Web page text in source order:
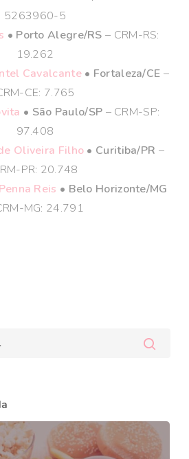
5263960-5
• Porto Alegre/RS – CRM-RS:
19.262
Cavalcante• Fortaleza/CE –
CE: 7.765
• São Paulo/SP – CRM-SP:
97.408
Oliveira Filho • Curitiba/PR –
PR: 20.748
Reis • Belo Horizonte/MG
MG: 24.791